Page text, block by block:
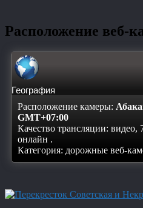
Расположение веб-
География
Расположение камеры:
GMT+07:00
Качество трансляции: видео,
онлайн .
Категория: дорожные веб-